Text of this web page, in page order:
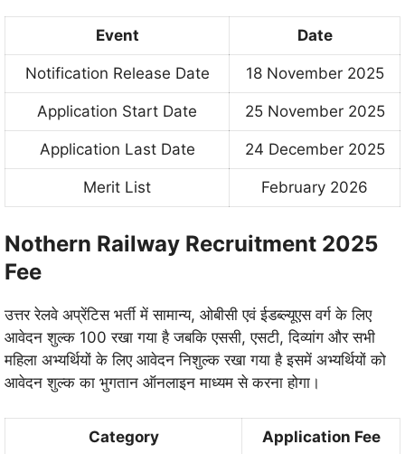
Event Date
Notification Release Date 18 November 2025
Application Start Date 25 November 2025
Application Last Date 24 December 2025
Merit List February 2026
Nothern Railway Recruitment 2025
Fee
उत्तर रेलवे अप्रेंटिस भर्ती में सामान्य, ओबीसी एवं ईडब्ल्यूएस वर्ग के लिए
आवेदन शुल्क 100 रखा गया है जबकि एससी, एसटी, दिव्यांग और सभी
महिला अभ्यर्थियों के लिए आवेदन निशुल्क रखा गया है इसमें अभ्यर्थियों को
आवेदन शुल्क का भुगतान ऑनलाइन माध्यम से करना होगा।
Category Application Fee